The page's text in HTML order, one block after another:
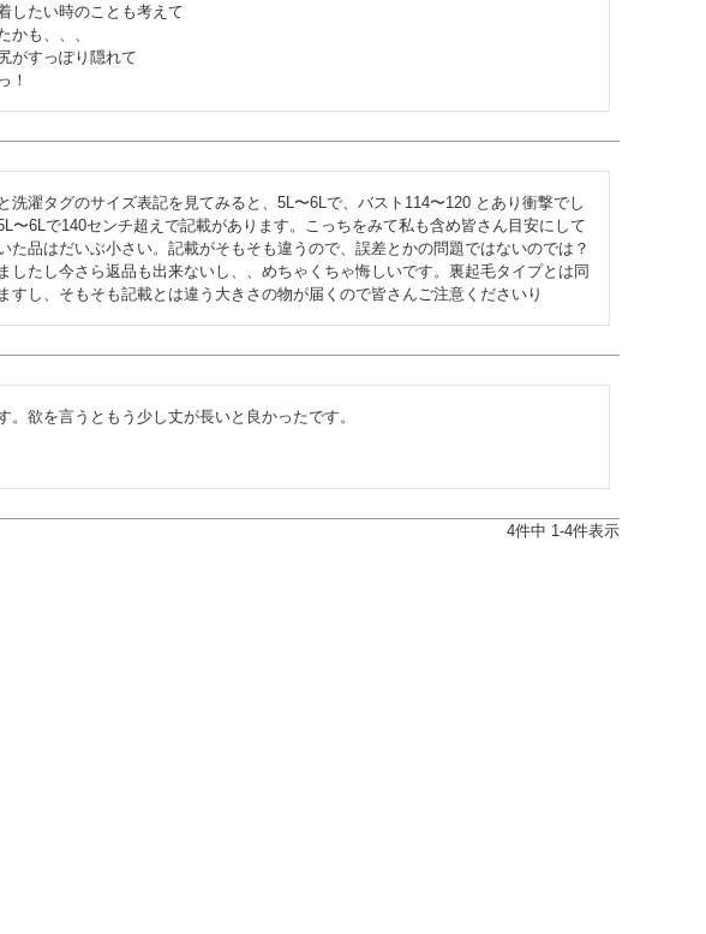
したい時のことも考えて
かも、、、
がすっぽり隠れて
！
洗濯タグのサイズ表記を見てみると、5L〜6Lで、バスト114〜120 とあり衝撃でし
〜6Lで140センチ超えで記載があります。こっちをみて私も含め皆さん目安にして
た品はだいぶ小さい。記載がそもそも違うので、誤差とかの問題ではないのでは？
したし今さら返品も出来ないし、、めちゃくちゃ悔しいです。裏起毛タイプとは同
すし、そもそも記載とは違う大きさの物が届くので皆さんご注意くださいり
欲を言うともう少し丈が長いと良かったです。
4件中 1 -4件表示